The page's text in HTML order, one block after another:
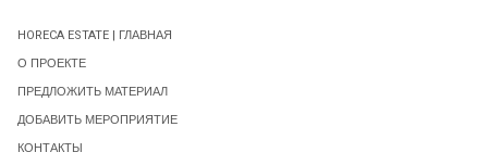
HORECA ESTATE | ГЛАВНАЯ
О ПРОЕКТЕ
ПРЕДЛОЖИТЬ МАТЕРИАЛ
ДОБАВИТЬ МЕРОПРИЯТИЕ
КОНТАКТЫ